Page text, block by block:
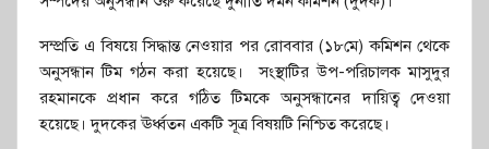
সম্প্রতি এ বিষয়ে সিদ্ধান্ত নেওয়ার পর রোববার (১৮মে) কমিশন থেকে
অনুসন্ধান টিম গঠন করা হয়েছে। সংস্থাটির উপ-পরিচালক মাসুদুর
রহমানকে প্রধান করে গঠিত টিমকে অনুসন্ধানের দায়িত্ব দেওয়া
হয়েছে। দুদকের ঊর্ধ্বতন একটি সূত্র বিষয়টি নিশ্চিত করেছে।